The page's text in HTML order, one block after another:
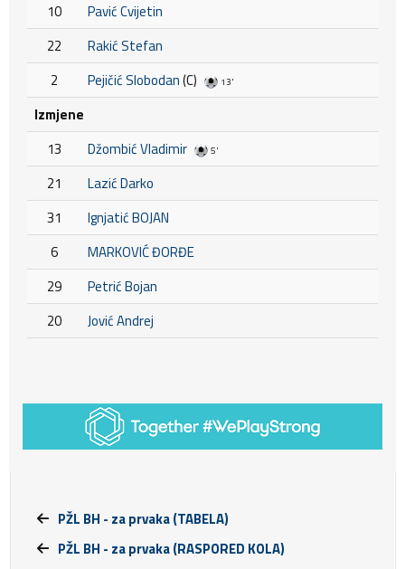
10
Pavić Cvijetin
22
Rakić Stefan
2
Pejičić Slobodan(C) 13'
Izmjene
13
Džombić Vladimir 5'
21
Lazić Darko
31
Ignjatić BOJAN
6
MARKOVIĆ ĐORĐE
29
Petrić Bojan
20
Jović Andrej
PŽL BH - za prvaka (TABELA)
PŽL BH - za prvaka (RASPORED KOLA)